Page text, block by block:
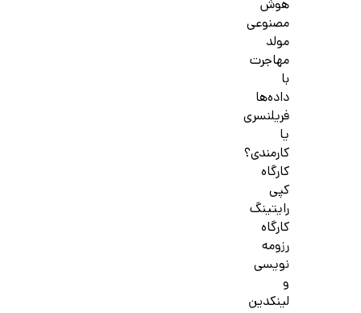
هوش
مصنوعی
مولد
مهاجرت
با
داده‌ها
فریلنسری
یا
کارمندی؟
کارگاه
کپی
رایتینگ
کارگاه
رزومه
نویسی
و
لینکدین